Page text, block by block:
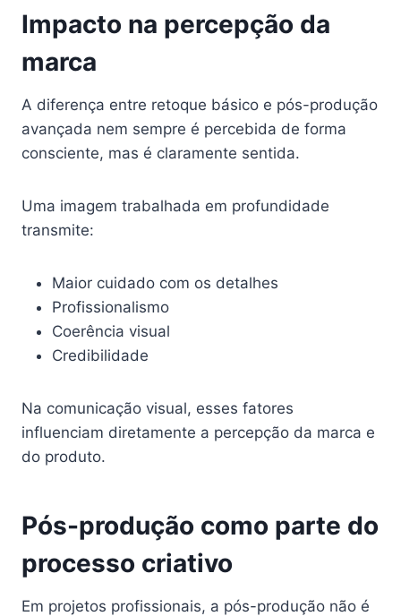
Impacto na percepção da
marca
A diferença entre retoque básico e pós-produção
avançada nem sempre é percebida de forma
consciente, mas é claramente sentida.
Uma imagem trabalhada em profundidade
transmite:
Maior cuidado com os detalhes
Profissionalismo
Coerência visual
Credibilidade
Na comunicação visual, esses fatores
influenciam diretamente a percepção da marca e
do produto.
Pós-produção como parte do
processo criativo
Em projetos profissionais, a pós-produção não é